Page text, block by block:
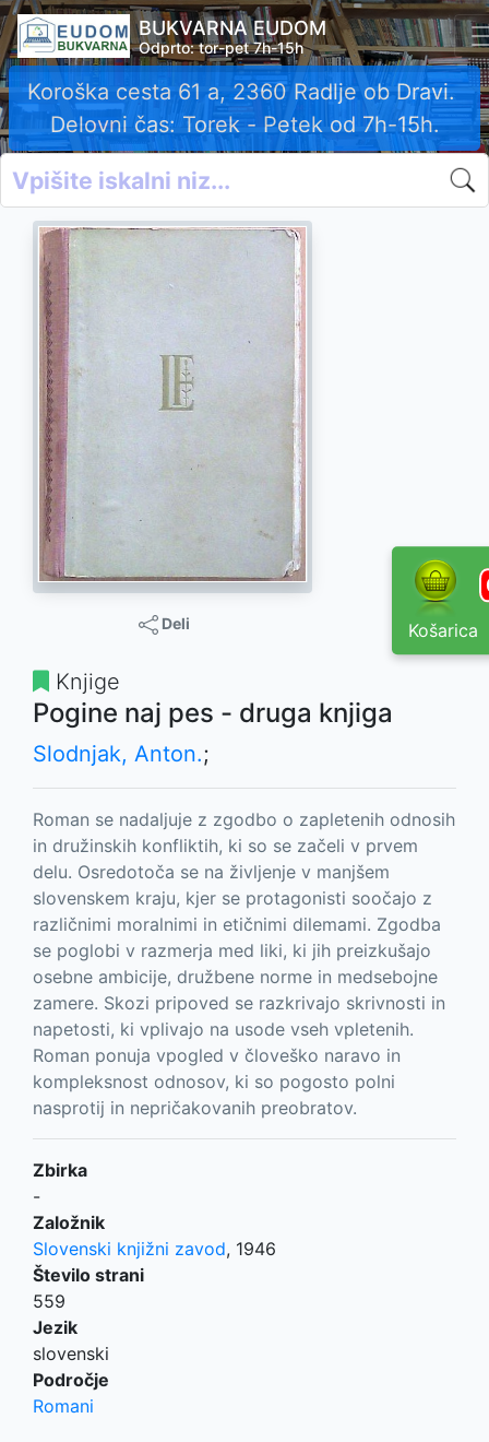
BUKVARNA EUDOM
Odprto: tor-pet 7h-15h
Koroška cesta 61 a, 2360 Radlje ob Dravi.
Delovni čas: Torek - Petek od 7h-15h.
Košarica
Deli
Knjige
Pogine naj pes - druga knjiga
Slodnjak, Anton.;
Roman se nadaljuje z zgodbo o zapletenih odnosih
in družinskih konfliktih, ki so se začeli v prvem
delu. Osredotoča se na življenje v manjšem
slovenskem kraju, kjer se protagonisti soočajo z
različnimi moralnimi in etičnimi dilemami. Zgodba
se poglobi v razmerja med liki, ki jih preizkušajo
osebne ambicije, družbene norme in medsebojne
zamere. Skozi pripoved se razkrivajo skrivnosti in
napetosti, ki vplivajo na usode vseh vpletenih.
Roman ponuja vpogled v človeško naravo in
kompleksnost odnosov, ki so pogosto polni
nasprotij in nepričakovanih preobratov.
Zbirka
-
Založnik
Slovenski knjižni zavod, 1946
Število strani
559
Jezik
slovenski
Področje
Romani